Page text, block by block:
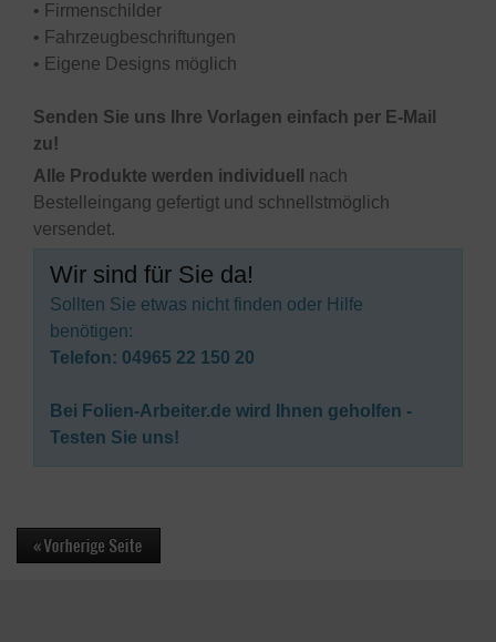
• Firmenschilder
• Fahrzeugbeschriftungen
• Eigene Designs möglich
Senden Sie uns Ihre Vorlagen einfach per E-Mail
zu!
Alle Produkte werden individuell
nach
Bestelleingang gefertigt und schnellstmöglich
versendet.
Wir sind für Sie da!
Sollten Sie etwas nicht finden oder Hilfe
benötigen:
Telefon: 04965 22 150 20
Bei Folien-Arbeiter.de wird Ihnen geholfen -
Testen Sie uns!